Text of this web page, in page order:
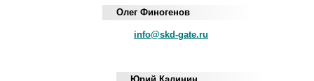
Олег Финогенов
info@skd-gate.ru